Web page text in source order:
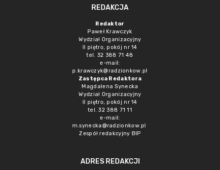
REDAKCJA
Redaktor
Paweł Krawczyk
Wydział Organizacyjny
II piętro, pokój nr 14
tel. 32 388 71 48
e-mail:
p.krawczyk@radzionkow.pl
Zastępca Redaktora
Magdalena Synecka
Wydział Organizacyjny
II piętro, pokój nr 14
tel. 32 388 71 11
e-mail:
m.synecka@radzionkow.pl
Zespół redakcyjny BIP
ADRES REDAKCJI